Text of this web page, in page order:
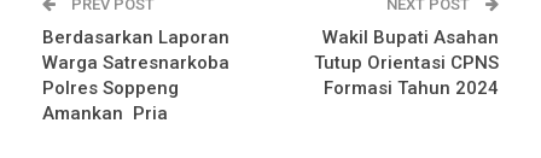
PREV POST
Berdasarkan Laporan
Warga Satresnarkoba
Polres Soppeng
Amankan Pria
NEXT POST
Wakil Bupati Asahan
Tutup Orientasi CPNS
Formasi Tahun 2024